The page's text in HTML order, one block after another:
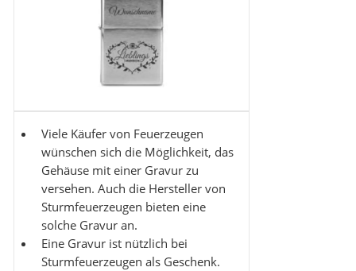
Viele Käufer von Feuerzeugen
wünschen sich die Möglichkeit, das
Gehäuse mit einer Gravur zu
versehen. Auch die Hersteller von
Sturmfeuerzeugen bieten eine
solche Gravur an.
Eine Gravur ist nützlich bei
Sturmfeuerzeugen als Geschenk.